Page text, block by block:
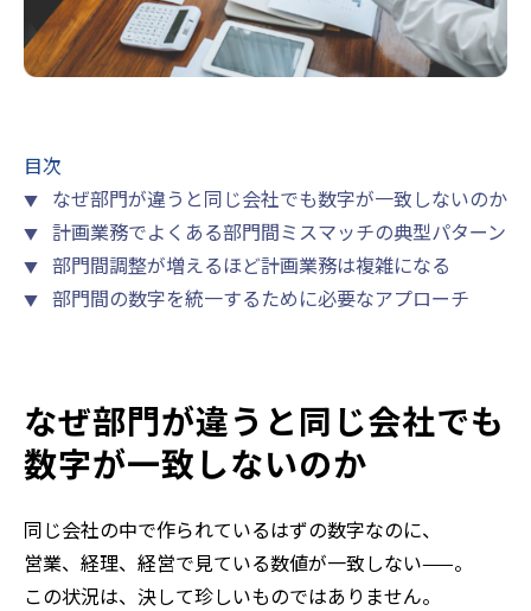
目次
▼ なぜ部門が違うと同じ会社でも数字が一致しないのか
▼ 計画業務でよくある部門間ミスマッチの典型パターン
▼ 部門間調整が増えるほど計画業務は複雑になる
▼ 部門間の数字を統一するために必要なアプローチ
なぜ部門が違うと同じ会社でも
数字が一致しないのか
同じ会社の中で作られているはずの数字なのに、
営業、経理、経営で見ている数値が一致しない——。
この状況は、決して珍しいものではありません。